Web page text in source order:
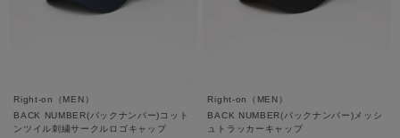
Right-on（MEN）
BACK NUMBER(バックナンバー)コット
ンツイル刺繍サークルロゴキャップ
Right-on（MEN）
BACK NUMBER(バックナンバー)メッシ
ュトラッカーキャップ